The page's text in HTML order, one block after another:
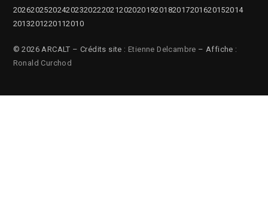
2026202520242023202220212020201920182017201620152014
2013201220112010
© 2026 ARCALT – Crédits site : Etienne Delcambre – Affiche :
Ronald Curchod